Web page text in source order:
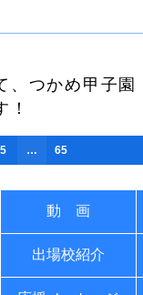
、つかめ甲子園
！
5 … 65
動 画
出場校紹介